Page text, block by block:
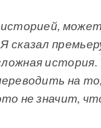
историей,
сказал
на
не значит,